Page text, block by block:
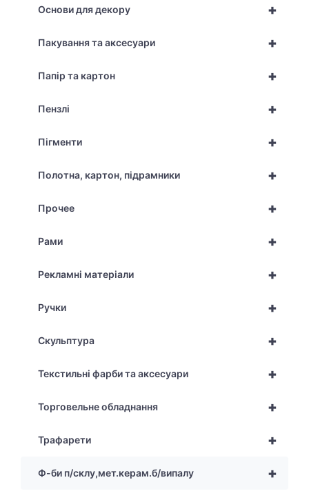
+
Основи для декору
+
Пакування та аксесуари
+
Папір та картон
+
Пензлі
+
Пігменти
+
Полотна, картон, підрамники
+
Прочее
+
Рами
+
Рекламні матеріали
+
Ручки
+
Скульптура
+
Текстильні фарби та аксесуари
+
Торговельне обладнання
+
Трафарети
+
Ф-би п/склу,мет.керам.б/випалу